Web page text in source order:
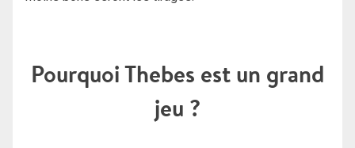
Pourquoi Thebes est un grand
jeu ?